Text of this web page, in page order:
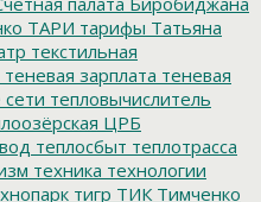
ТАРИ тарифы Татьяна
текстильная
теневая зарплата теневая
тепловычислитель
ЦРБ
теплосбыт теплотрасса
техника технологии
тигр ТИК Тимченко